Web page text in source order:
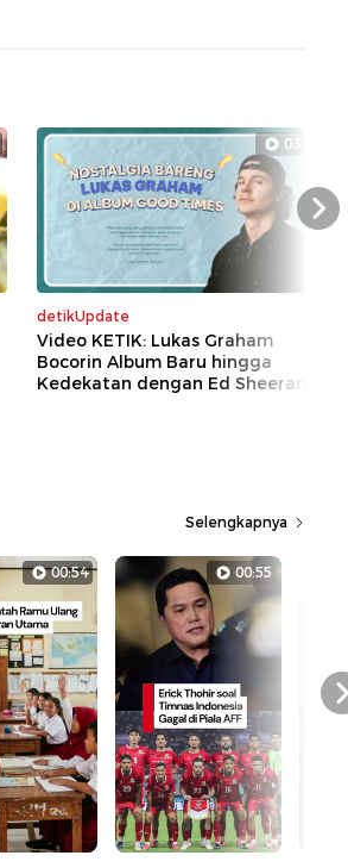
03:35
detikUpdate
Video KETIK: Lukas Graham
Bocorin Album Baru hingga
Kedekatan dengan Ed Sheeran
Next
Selengkapnya
00:54 00:55